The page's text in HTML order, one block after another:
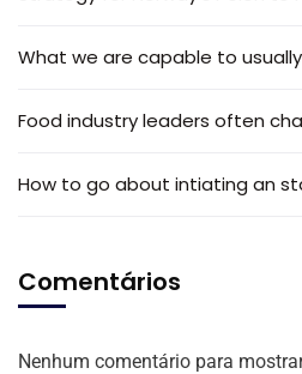
What we are capable to
Food industry leaders often
How to go about intiating an
Comentários
Nenhum comentário para